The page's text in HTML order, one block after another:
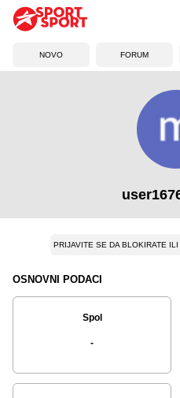
NOVO FORUM
PRIJAVITE SE DA BLOKIRATE
OSNOVNI PODACI
Spol
-